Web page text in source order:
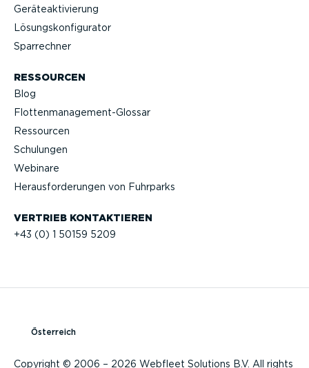
VERTRIEB KONTAK­TIEREN
+43 (0) 1 50159 5209
Geräteak­ti­vierung
Lösungs­kon­fi­gu­rator
Sparrechner
RESSOURCEN
Blog
Flotten­management-Glossar
Ressourcen
Schulungen
Webinare
Heraus­for­de­rungen von Fuhrparks
Copyright © 2006 – 2026 Webfleet Solutions B.V. All rights
Österreich